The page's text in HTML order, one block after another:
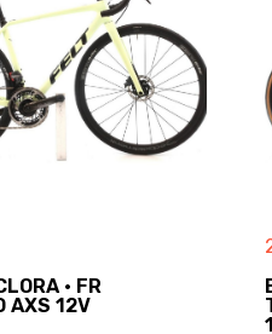
·
SLR ONE AXS